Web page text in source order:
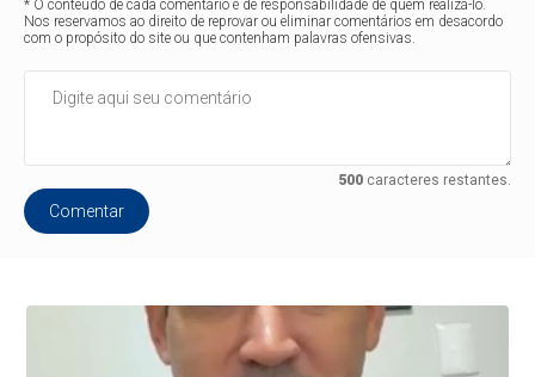
* O conteúdo de cada comentário é de responsabilidade de quem realizá-lo.
Nos reservamos ao direito de reprovar ou eliminar comentários em desacordo
com o propósito do site ou que contenham palavras ofensivas.
500caracteres restantes.
Comentar